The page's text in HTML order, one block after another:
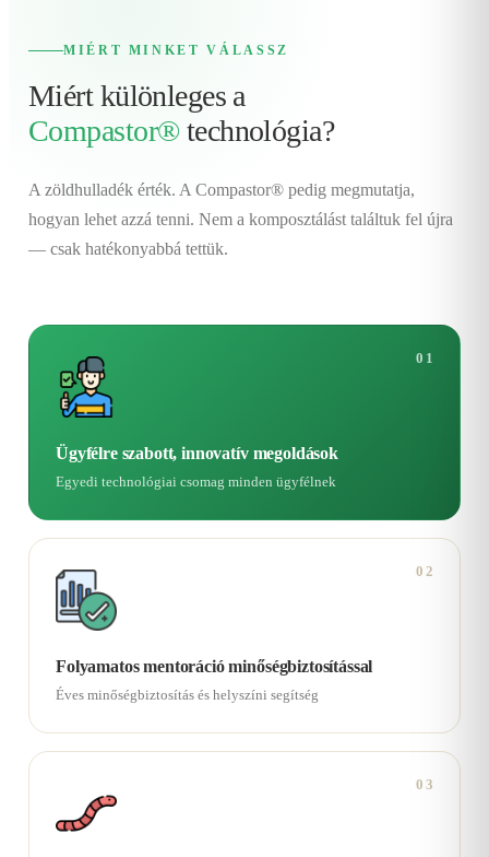
MIÉRT MINKET VÁLASSZ
Miért különleges a
Compastor® technológia?
A zöldhulladék érték. A Compastor® pedig megmutatja,
hogyan lehet azzá tenni. Nem a komposztálást találtuk fel újra
— csak hatékonyabbá tettük.
01
Ügyfélre szabott, innovatív megoldások
Egyedi technológiai csomag minden ügyfélnek
02
Folyamatos mentoráció minőségbiztosítással
Éves minőségbiztosítás és helyszíni segítség
03